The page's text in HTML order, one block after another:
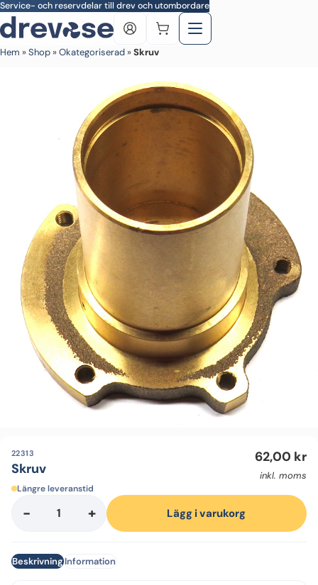
Skip to main content
Service- och reservdelar till drev och utombordare
Hem »Shop »Okategoriserad »Skruv
22313
Skruv
62,00 kr
inkl. moms
Längre leveranstid
-
Skruv
+ Lägg i varukorg
BeskrivningInformation